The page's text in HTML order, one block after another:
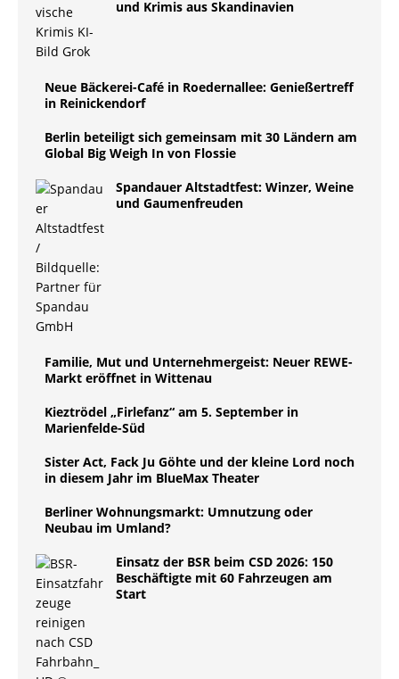
und Krimis aus Skandinavien
Neue Bäckerei-Café in Roedernallee: Genießertreff
in Reinickendorf
Berlin beteiligt sich gemeinsam mit 30 Ländern am
Global Big Weigh In von Flossie
Spandauer Altstadtfest: Winzer, Weine
und Gaumenfreuden
Familie, Mut und Unternehmergeist: Neuer REWE-
Markt eröffnet in Wittenau
Kieztrödel „Firlefanz“ am 5. September in
Marienfelde-Süd
Sister Act, Fack Ju Göhte und der kleine Lord noch
in diesem Jahr im BlueMax Theater
Berliner Wohnungsmarkt: Umnutzung oder
Neubau im Umland?
Einsatz der BSR beim CSD 2026: 150
Beschäftigte mit 60 Fahrzeugen am
Start